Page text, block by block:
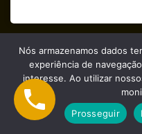
Nós armazenamos dados
experiência de
interesse. Ao utilizar
Prosseguir